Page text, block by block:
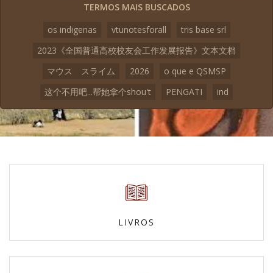
TERMOS MAIS BUSCADOS
os indigenas
vtunotesforall
tris base srl
2023《全国普通高校校友会工作发展报告》文本文档
マウス スライム
2026
o que e QSMSP
这个不用吧...帮她拿个shou't
PENGATI ind
LIVROS